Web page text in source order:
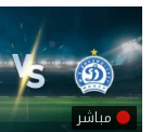
مباشر